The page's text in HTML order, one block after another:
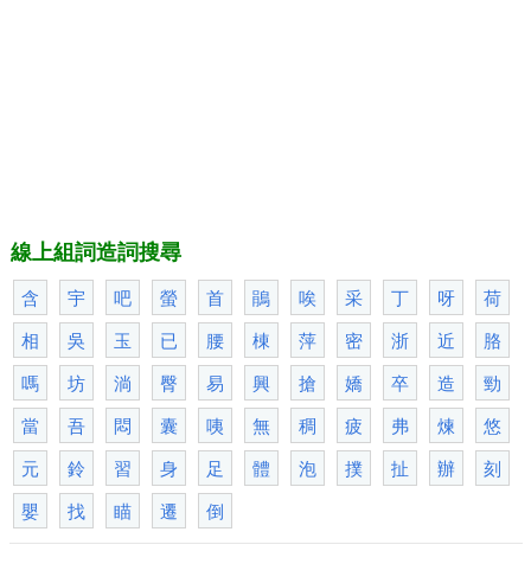
線上組詞造詞搜尋
含
宇 吧 螢 首 鵑 唉 采 丁 呀
荷
相
吳 玉 已 腰 棟 萍 密 浙 近
胳
嗎
坊 淌 臀 易 興 搶 嬌 卒 造
勁
當
吾 悶 囊 咦 無 稠 疲 弗 煉
悠
元
鈴 習 身 足 體 泡 撲 扯 辦
刻
嬰
找 瞄 遷 倒